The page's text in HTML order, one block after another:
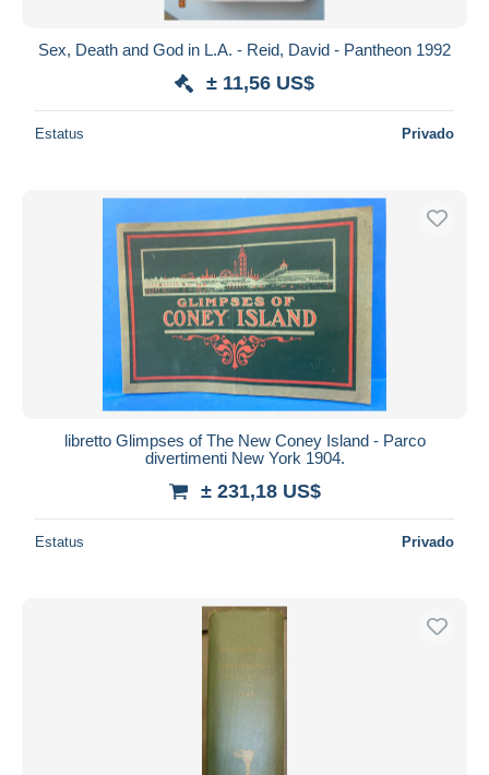
Sex, Death and God in L.A. - Reid, David - Pantheon 1992
± 11,56 US$
Estatus Privado
libretto Glimpses of The New Coney Island - Parco
divertimenti New York 1904.
± 231,18 US$
Estatus Privado